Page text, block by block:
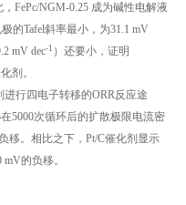
FePc/NGM-0.25 成为碱性电解液
的Tafel斜率最小，为31.1 mV
mV dec-1 ）还要小，证明
剂。
行四电子转移的ORR反应途
5000次循环后的扩散极限电流密
移。相比之下，Pt/C催化剂显示
mV的负移。